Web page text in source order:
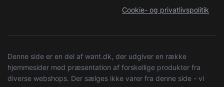
Cookie- og privatlivspolitik
Denne side er en del af want.dk, der udgiver en række
hjemmesider med præsentation af forskellige produkter fra
diverse webshops. Der sælges ikke varer fra denne side - vi